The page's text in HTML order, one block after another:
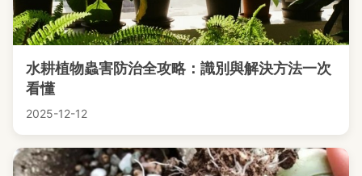
水耕植物蟲害防治全攻略：識別與解決方法一次
看懂
2025-12-12